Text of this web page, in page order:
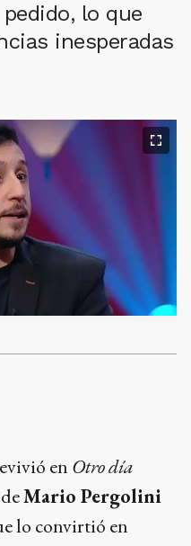
lo que
inesperadas
en Otro día
Mario Pergolini
lo convirtió en